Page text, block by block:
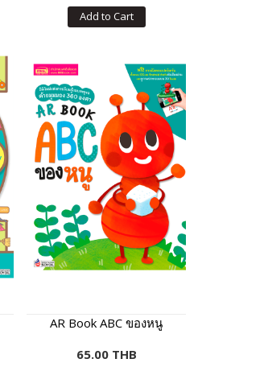
Add to Cart
AR Book ABC ของหนู
65.00 THB